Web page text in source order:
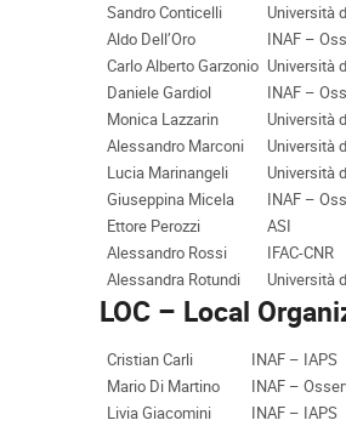
Sandro Conticelli
Università
Aldo Dell’Oro
INAF –
Carlo Alberto Garzonio Università
Daniele Gardiol
INAF –
Monica Lazzarin
Università
Alessandro Marconi
Università
Lucia Marinangeli
Università
Giuseppina Micela
INAF –
Ettore Perozzi
ASI
Alessandro Rossi
IFAC-CNR
Alessandra Rotundi
Università
LOC – Local
Cristian Carli
INAF – IAPS
Mario Di Martino
INAF –
Livia Giacomini
INAF – IAPS